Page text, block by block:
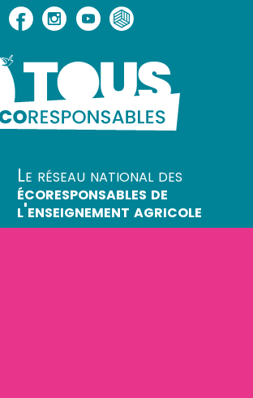
Le réseau national des
écoresponsables de
l'enseignement agricole